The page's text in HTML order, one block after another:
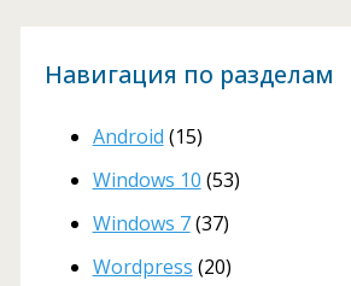
Навигация по разделам
Android (15)
Windows 10 (53)
Windows 7(37)
Wordpress (20)